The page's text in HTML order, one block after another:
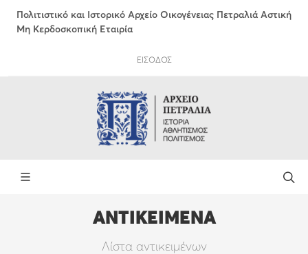
Πολιτιστικό και Ιστορικό Αρχείο Οικογένειας Πετραλιά Αστική
Μη Κερδοσκοπική Εταιρία
ΕΙΣΟΔΟΣ
ΑΝΤΙΚΕΙΜΕΝΑ
Λίστα αντικειμένων